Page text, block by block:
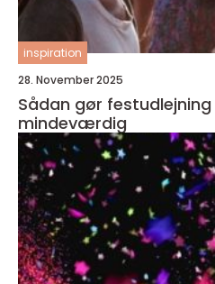
inspiration
28. November 2025
Sådan gør
mindeværdig